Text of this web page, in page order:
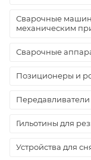
Сварочные
механическим
Сварочные
Позиционеры и
Передавливатели
Гильотины для
Устройства для